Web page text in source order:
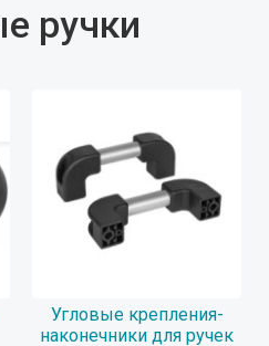
ручки
Угловые крепления-
наконечники для ручек